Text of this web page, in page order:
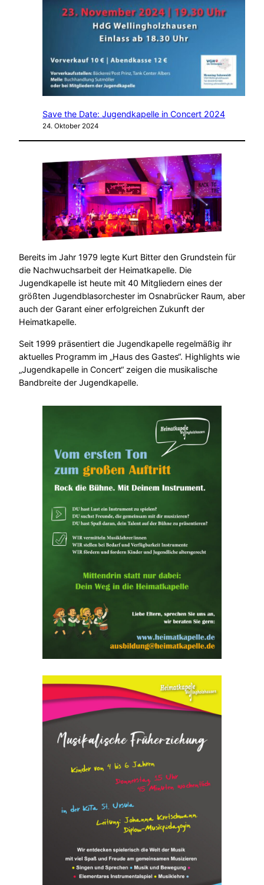
Save the Date: Jugendkapelle in Concert 2024
24. Oktober 2024
Bereits im Jahr 1979 legte Kurt Bitter den Grundstein für
die Nachwuchsarbeit der Heimatkapelle. Die
Jugendkapelle ist heute mit 40 Mitglie­dern eines der
größten Jugendblasorchester im Osna­brücker Raum, aber
auch der Garant einer erfolgreichen Zukunft der
Heimatkapelle.
Seit 1999 präsentiert die Jugendkapelle regelmäßig ihr
aktuelles Programm im „Haus des Gastes“. Highlights wie
„Jugendkapelle in Concert“ zeigen die musikalische
Bandbreite der Jugendkapelle.